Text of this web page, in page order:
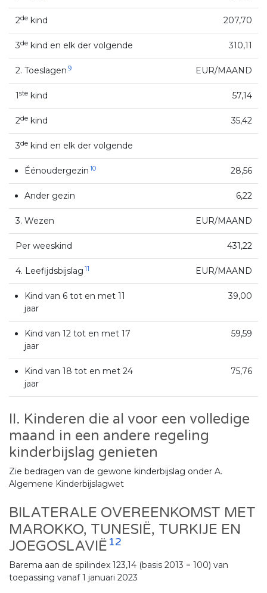
2dekind 207,70
3dekind en elk der volgende 310,11
2. Toeslagen 9 EUR/MAAND
1stekind 57,14
2dekind 35,42
3dekind en elk der volgende
Éénoudergezin 10 28,56
Ander gezin 6,22
3. Wezen EUR/MAAND
Per weeskind 431,22
4. Leefijdsbijslag 11 EUR/MAAND
Kind van 6 tot en met 11
jaar
39,00
Kind van 12 tot en met 17
jaar
59,59
Kind van 18 tot en met 24
jaar
75,76
II. Kinderen die al voor een volledige
maand in een andere regeling
kinderbijslag genieten
Zie bedragen van de gewone kinderbijslag onder A.
Algemene Kinderbijslagwet
BILATERALE OVEREENKOMST MET
MAROKKO, TUNESIË, TURKIJE EN
JOEGOSLAVIË 12
Barema aan de spilindex 123,14 (basis 2013 = 100) van
toepassing vanaf 1 januari 2023